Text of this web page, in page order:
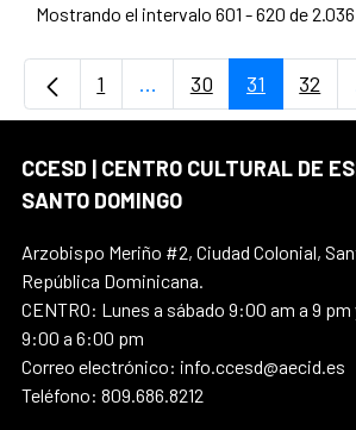
Mostrando el intervalo 601 - 620 de
Página
1 ...Páginas intermedias
Página
30 Página
31 32
CCESD | CENTRO CULTURAL DE
SANTO DOMINGO
Arzobispo Meriño #2, Ciudad Colonial,
República Dominicana.
CENTRO: Lunes a sábado 9:00 am a 9
9:00 a 6:00 pm
Correo electrónico: info.ccesd@aecid.es
Teléfono: 809.686.8212